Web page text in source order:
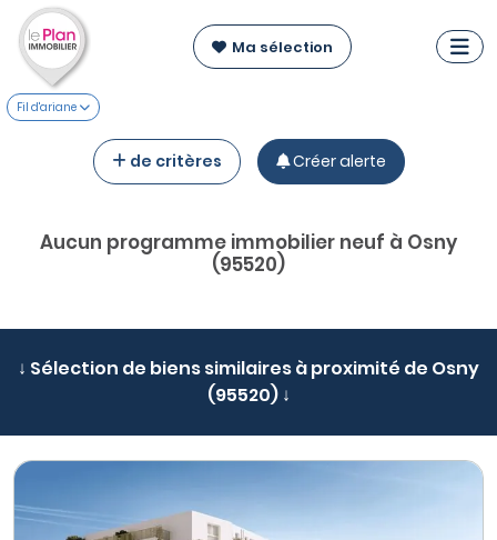
Ma sélection
Fil d'ariane
de critères Créer alerte
Aucun programme immobilier neuf à Osny
(95520)
↓ Sélection de biens similaires à proximité de Osny
(95520) ↓